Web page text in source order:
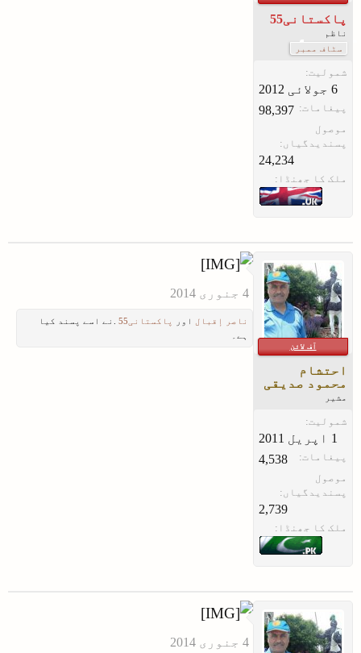
پاکستانی55
ناظم
سٹاف ممبر
شمولیت:
پیغامات: 98,397
موصول
پسندیدگیاں:
24,234
ملک کا جھنڈا:
آف لائن
احتشام
محمود صدیقی
مشیر
شمولیت:
پیغامات: 4,538
موصول
پسندیدگیاں:
2,739
ملک کا جھنڈا:
ناصر إقبال اور پاکستانی55
.نے اسے پسند کیا
ہے۔